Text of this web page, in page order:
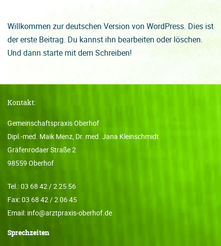
Willkommen zur deutschen Version von WordPress. Dies ist
der erste Beitrag. Du kannst ihn bearbeiten oder löschen.
Und dann starte mit dem Schreiben!
Kontakt:
Gemeinschaftspraxis Oberhof
Dipl.-med. Maik Menz, Dr. med. Jana Kleinschmidt
Gräfenrodaer Straße 2
98559 Oberhof
Tel.: 03 68 42 / 2 25 56
Fax: 03 68 42 / 2 06 45
Email: info@arztpraxis-oberhof.de
Sprechzeiten